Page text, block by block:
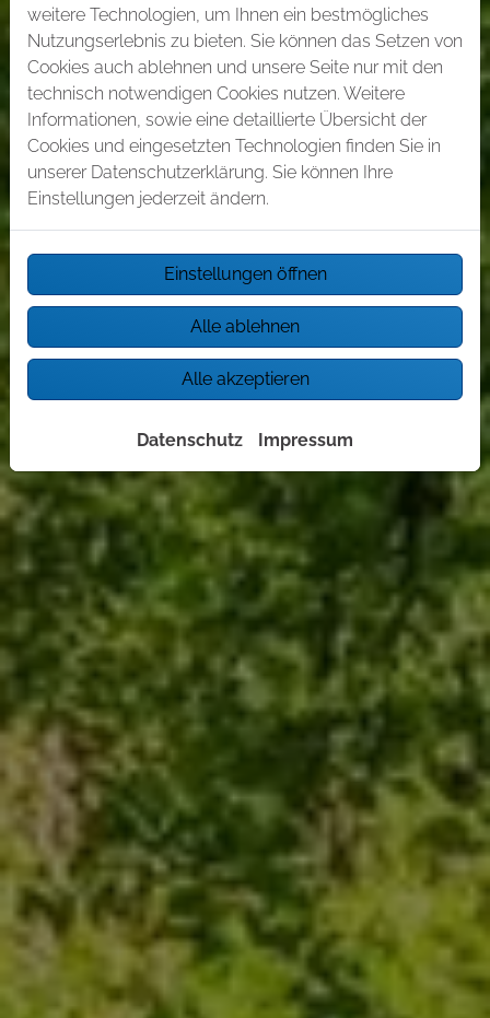
weitere Technologien, um Ihnen ein bestmögliches
Nutzungserlebnis zu bieten. Sie können das Setzen von
Cookies auch ablehnen und unsere Seite nur mit den
technisch notwendigen Cookies nutzen. Weitere
Informationen, sowie eine detaillierte Übersicht der
Cookies und eingesetzten Technologien finden Sie in
unserer Datenschutzerklärung. Sie können Ihre
Einstellungen jederzeit ändern.
Einstellungen öffnen
Alle ablehnen
Alle akzeptieren
Datenschutz Impressum